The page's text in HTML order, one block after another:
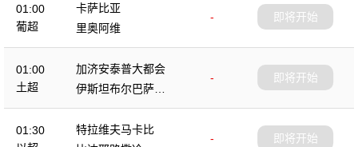
01:00
葡超
卡萨比亚
-
里奥阿维
即将开始
01:00
土超
加济安泰普大都会
-
伊斯坦布尔巴萨克
塞尔
即将开始
01:30
特拉维夫马卡比
-
即将开始